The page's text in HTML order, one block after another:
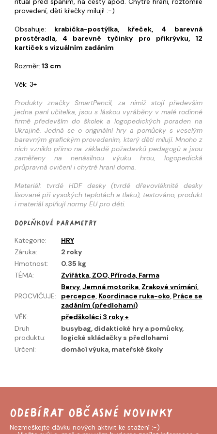
provedení, děti křečky milují! :-)
Obsahuje: krabička-postýlka, křeček, 4 barevná
prostěradla, 4 barevné tyčinky pro přikrývku, 12
kartiček s vizuálním zadáním
Rozměr: 13 cm
Věk: 3+
Produkty značky SmartPencil, za nimiž stojí především
jedna paní učitelka, jsou s láskou vyráběny v malé rodinné
firmě především do školek a logopedických poraden na
Ukrajině. Jedná se o originální hry a pomůcky s veselým
barevným grafickým provedením, který děti milují. Mnoho z
nich vzniklo přímo na základě požadavků pedagogů a jsou
zaměřeny na nenásilnou výuku hrou, logopedická
průpravná cvičení i chytré hraní doma.
Materiál: tvrdé HDF desky (tvrdé dřevovláknité desky
lisované při vysokých teplotách a tlaku), testováno, produkt
i materiál splňují normy EU pro děti.
Doplňkové parametry
Kategorie:
HRY
Záruka:
2 roky
Hmotnost:
0.35 kg
TÉMA: Zvířátka, ZOO, Příroda, Farma
PROCVIČUJE:
Barvy,Jemná motorika, Zrakové vnímání,
percepce, Koordinace ruka-oko, Práce se
zadáním (předlohami)
VĚK:
předškoláci 3 roky +
Druh
produktu:
busybag, didaktické hry a pomůcky,
logické skládačky s předlohami
Určení: domácí výuka, mateřské školy